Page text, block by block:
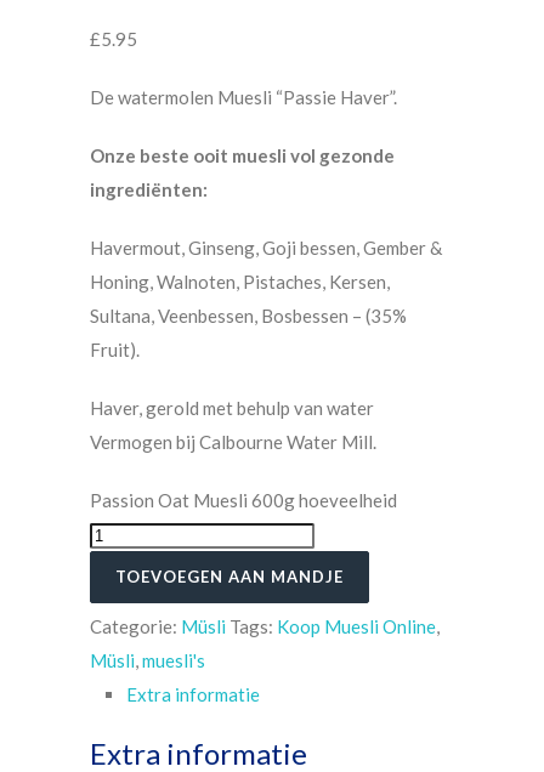
£5.95
De watermolen Muesli “Passie Haver”.
Onze beste ooit muesli vol gezonde
ingrediënten:
Havermout, Ginseng, Goji bessen, Gember &
Honing, Walnoten, Pistaches, Kersen,
Sultana, Veenbessen, Bosbessen – (35%
Fruit).
Haver, gerold met behulp van water
Vermogen bij Calbourne Water Mill.
Passion Oat Muesli 600g hoeveelheid
TOEVOEGEN AAN MANDJE
Categorie: Müsli Tags: Koop Muesli Online,
Müsli,muesli's
Extra informatie
Extra informatie